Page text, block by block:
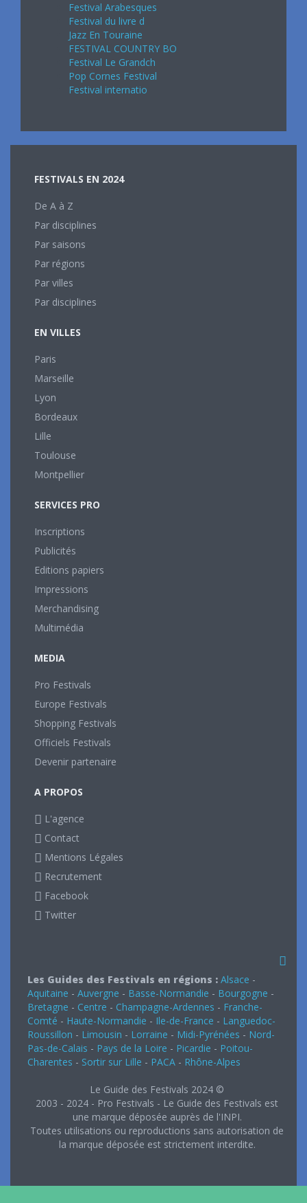
Festival Arabesques
Festival du livre d
Jazz En Touraine
FESTIVAL COUNTRY BO
Festival Le Grandch
Pop Cornes Festival
Festival internatio
FESTIVALS EN 2024
De A à Z
Par disciplines
Par saisons
Par régions
Par villes
Par disciplines
EN VILLES
Paris
Marseille
Lyon
Bordeaux
Lille
Toulouse
Montpellier
SERVICES PRO
Inscriptions
Publicités
Editions papiers
Impressions
Merchandising
Multimédia
MEDIA
Pro Festivals
Europe Festivals
Shopping Festivals
Officiels Festivals
Devenir partenaire
A PROPOS
L'agence
Contact
Mentions Légales
Recrutement
Facebook
Twitter
Les Guides des Festivals en régions : Alsace -
Aquitaine - Auvergne - Basse-Normandie - Bourgogne -
Bretagne - Centre - Champagne-Ardennes - Franche-
Comté - Haute-Normandie - Ile-de-France - Languedoc-
Roussillon - Limousin - Lorraine - Midi-Pyrénées - Nord-
Pas-de-Calais - Pays de la Loire - Picardie - Poitou-
Charentes - Sortir sur Lille - PACA - Rhône-Alpes
Le Guide des Festivals 2024 ©
2003 - 2024 - Pro Festivals - Le Guide des Festivals est
une marque déposée auprès de l'INPI.
Toutes utilisations ou reproductions sans autorisation de
la marque déposée est strictement interdite.